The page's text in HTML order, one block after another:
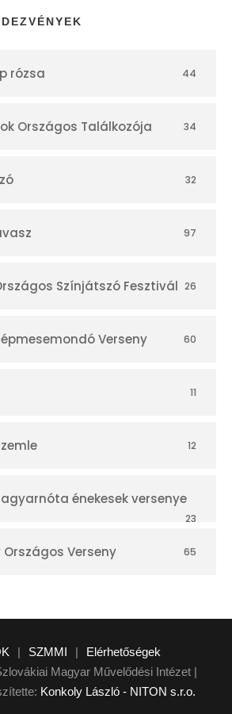
rózsa 44
Országos Találkozója 34
32
97
Színjátszó Fesztivál 26
Verseny 60
11
12
énekesek versenye
23
Verseny 65
| SZMMI |
Elérhetőségek
Magyar Művelődési Intézet |
Konkoly László - NITON s.r.o.